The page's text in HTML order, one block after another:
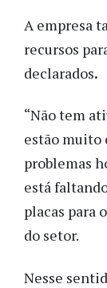
A empresa
recursos
declarados.
“Não tem
estão muito
problemas
está
placas para
do setor.
Nesse